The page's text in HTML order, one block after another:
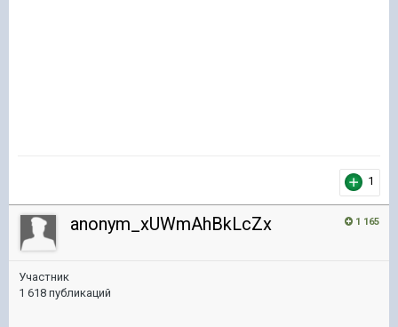
1
1 165
anonym_xUWmAhBkLcZx
Участник
1 618 публикаций